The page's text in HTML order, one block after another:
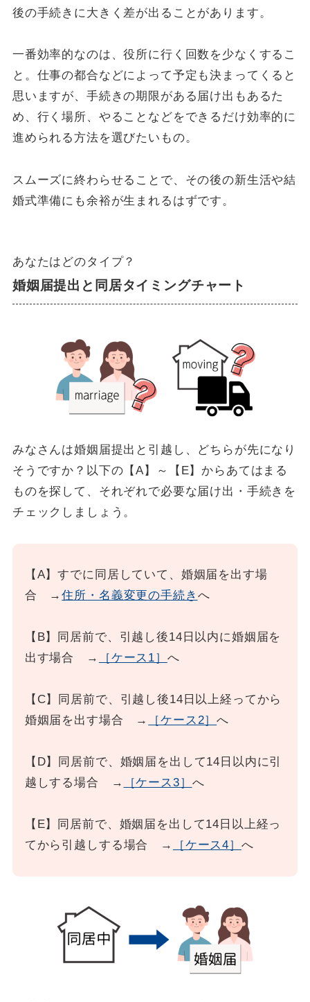
後の手続きに大きく差が出ることがあります。
一番効率的なのは、役所に行く回数を少なくするこ
と。仕事の都合などによって予定も決まってくると
思いますが、手続きの期限がある届け出もあるた
め、行く場所、やることなどをできるだけ効率的に
進められる方法を選びたいもの。
スムーズに終わらせることで、その後の新生活や結
婚式準備にも余裕が生まれるはずです。
あなたはどのタイプ？
婚姻届提出と同居タイミングチャート
みなさんは婚姻届提出と引越し、どちらが先になり
そうですか？以下の【A】～【E】からあてはまる
ものを探して、それぞれで必要な届け出・手続きを
チェックしましょう。
【A】すでに同居していて、婚姻届を出す場
合 →住所・名義変更の手続き へ
【B】同居前で、引越し後14日以内に婚姻届を
出す場合 →
［ケース1］ へ
【C】同居前で、引越し後14日以上経ってから
婚姻届を出す場合 →
［ケース2］へ
【D】同居前で、婚姻届を出して14日以内に引
越しする場合 →
［ケース3］ へ
【E】同居前で、婚姻届を出して14日以上経っ
てから引越しする場合 →
［ケース4］ へ